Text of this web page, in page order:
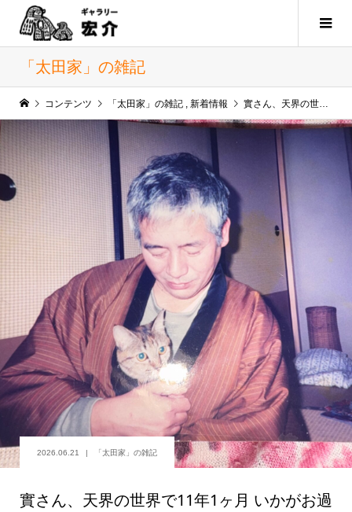
「太田家」の雑記
コンテンツ 「太田家」の雑記 , 新着情報 實さん、天界の世界で11年1ヶ月 いかがお過ごしですか
2026.06.21 「太田家」の雑記
實さん、天界の世界で11年1ヶ月 いかがお過